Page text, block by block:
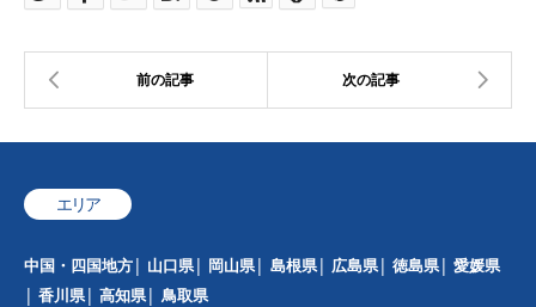
エリア
中国・四国地方 山口県 岡山県 島根県 広島県 徳島県
愛媛県
香川県
高知県
鳥取県